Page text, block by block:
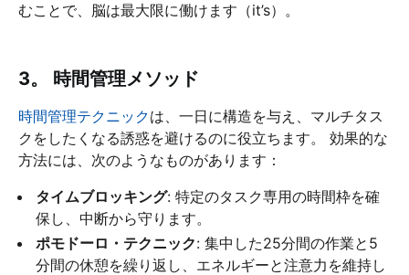
むことで、脳は最大限に働けます（it’s）。
3。 時間管理メソッド
時間管理テクニックは、一日に構造を与え、マルチタス
クをしたくなる誘惑を避けるのに役立ちます。 効果的な
方法には、次のようなものがあります：
タイムブロッキング: 特定のタスク専用の時間枠を確
保し、中断から守ります。
ポモドーロ・テクニック: 集中した25分間の作業と5
分間の休憩を繰り返し、エネルギーと注意力を維持し